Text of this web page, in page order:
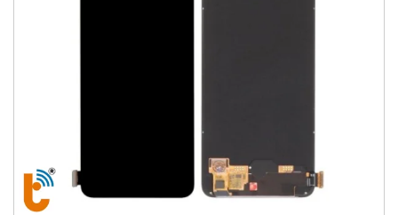
Màn hình Realme Màn hình Vivo
Vỏ Samsung Vỏ Xiaomi Vỏ Oppo